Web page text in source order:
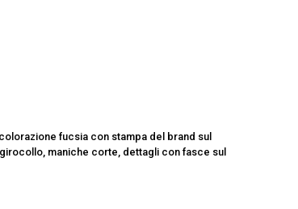
fucsia con stampa del brand sul
maniche corte, dettagli con fasce sul